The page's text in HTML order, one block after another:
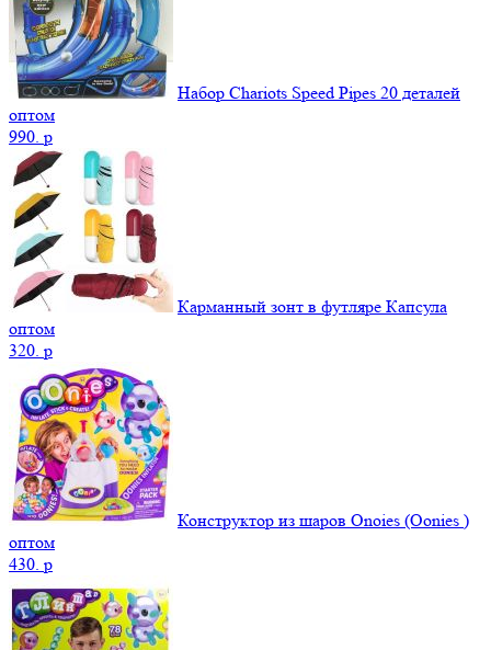
Набор Chariots Speed Pipes 20 деталей
оптом
990. p
Карманный зонт в футляре Капсула
оптом
320. p
Конструктор из шаров Onoies (Oonies )
оптом
430. p